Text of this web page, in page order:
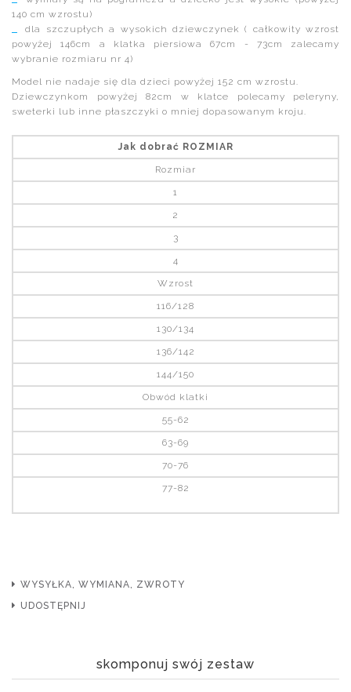
140 cm wzrostu)
dla szczupłych a wysokich dziewczynek ( całkowity wzrost
powyżej 146cm a klatka piersiowa 67cm - 73cm zalecamy
wybranie rozmiaru nr 4)
Model nie nadaje się dla dzieci powyżej 152 cm wzrostu.
Dziewczynkom powyżej 82cm w klatce polecamy peleryny,
sweterki lub inne płaszczyki o mniej dopasowanym kroju.
Jak dobrać ROZMIAR
Rozmiar
1
2
3
4
Wzrost
116/128
130/134
136/142
144/150
Obwód klatki
55-62
63-69
70-76
77-82
WYSYŁKA, WYMIANA, ZWROTY
UDOSTĘPNIJ
skomponuj swój zestaw